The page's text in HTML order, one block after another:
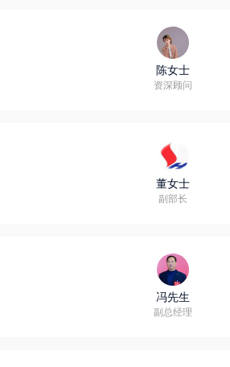
陈女士
资深顾问
董女士
副部长
冯先生
副总经理